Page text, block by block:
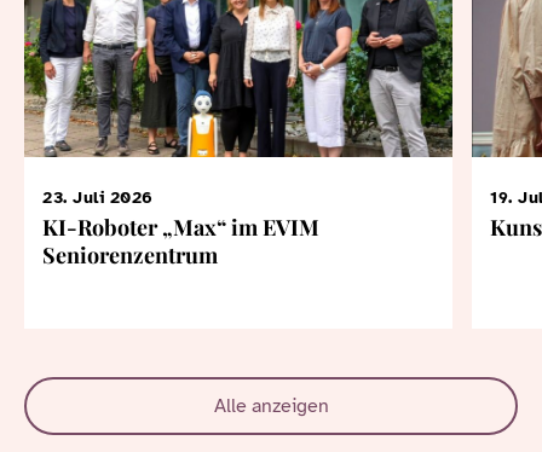
23. Juli 2026
KI-Roboter „Max“ im EVIM
Seniorenzentrum
19.
Alle anzeigen